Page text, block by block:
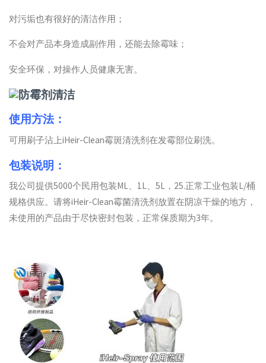
对污垢也有很好的清洁作用；
不会对产品本身造成副作用，还能去除霉味；
安全环保，对操作人员健康无害。
使用方法：
可用刷子沾上iHeir-Clean霉斑清洗剂在发霉部位刷洗。
包装说明：
我公司提供5000个民用包装ML、1L、5L，25.正常工业包装L/桶
规格供应。请将iHeir-Clean霉菌清洗剂放置在阴凉干燥的地方，
未使用的产品由于尽快密封包装，正常保质期为3年。